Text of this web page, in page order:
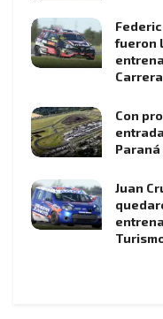
fueron
Con
Paraná
Juan